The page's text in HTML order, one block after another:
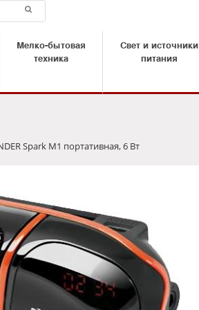
Мелко-бытовая
техника
Свет и источники
питания
Spark M1 портативная, 6 Вт